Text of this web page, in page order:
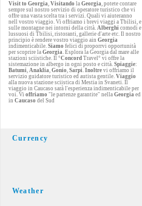
Visit to Georgia, Visitando la Georgia, potete contare
sempre sul nostro servizio di operatore turistico che vi
offre una vasta scelta tra i servizi. Quali vi aiuteranno
nell vostro viaggio. Vi offriamo i brevi viaggi a Tbilisi, e
sulle montagne nei intorni della città. Alberghi comodi e
lussuosi di Tbilisi, ristoranti, gallerie d'arte etc. Il nostro
principio è rendere vostro viaggio ain Georgia
indimenticabile. Siamo felici di proporrvi opportunità
per scoprire la Georgia. Esplora la Georgia dal mare alle
stazioni sciistiche. Il °Concord Travel° vi offre la
sistemazione in albergo in ogni posto e città. Spiaggie:
Batumi, Anaklia, Gonio, Sarpi. Inoltre vi offriamo il
servizio guidatore turistico ed autista gentile. Viaggio
alla nuova stazione sciistica di Mestia in Svaneti. Il
viaggio in Caucaso sarà l'esperienza indimenticabile per
voi. Vi offriamo "le partenze garantite" nella Georgia ed
in Caucaso del Sud
Currency
Weather